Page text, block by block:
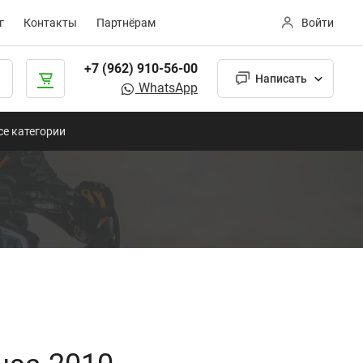
Контакты Партнёрам Войти
+7 (962) 910-56-00
WhatsApp
Написать
категории